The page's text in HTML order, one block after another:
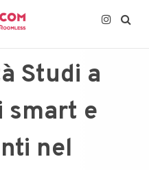
Studi a
smart e
nel